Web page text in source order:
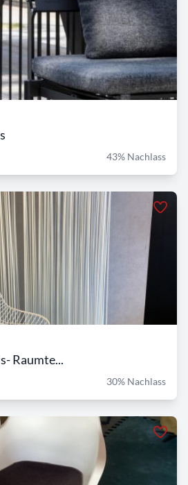
43% Nachlass
Raumte...
30% Nachlass